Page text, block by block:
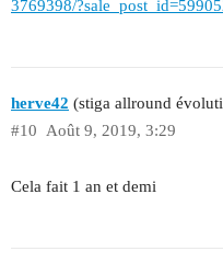
3769398/
herve42 (stiga allround
Août 9, 2019, 3:29
#10
Cela fait 1 an et demi